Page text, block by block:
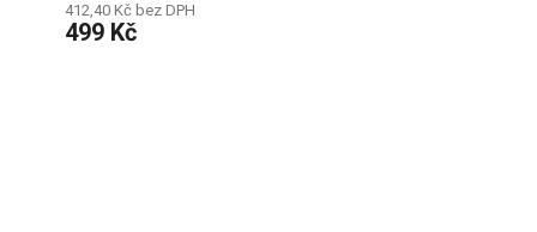
412,40 Kč bez DPH
499 Kč